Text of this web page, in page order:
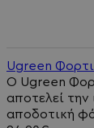
Ugreen
Ο Ugreen
αποτελεί την
αποδοτική